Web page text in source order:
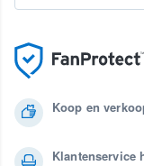
Koop en
Klantenservice